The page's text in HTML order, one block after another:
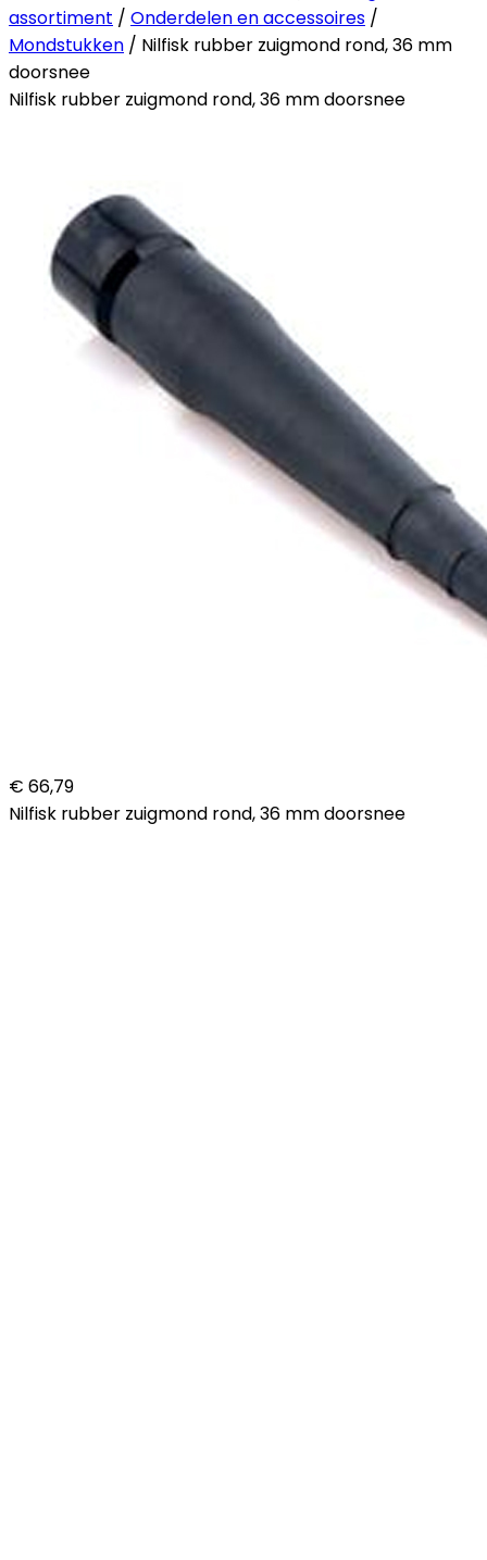
assortiment / Onderdelen en accessoires /
Mondstukken / Nilfisk rubber zuigmond rond, 36 mm
doorsnee
Nilfisk rubber zuigmond rond, 36 mm doorsnee
€ 66,79
Nilfisk rubber zuigmond rond, 36 mm doorsnee